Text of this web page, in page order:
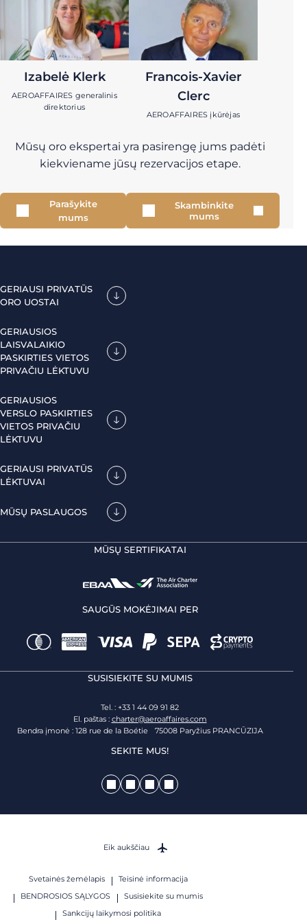
Izabelė Klerk
AEROAFFAIRES generalinis
direktorius
Francois-Xavier
Clerc
AEROAFFAIRES įkūrėjas
Mūsų oro ekspertai yra pasirengę jums padėti
kiekviename jūsų rezervacijos etape.
Parašykite
mums
Skambinkite
mums
GERIAUSI PRIVATŪS
ORO UOSTAI
GERIAUSIOS
LAISVALAIKIO
PASKIRTIES VIETOS
PRIVAČIU LĖKTUVU
GERIAUSIOS
VERSLO PASKIRTIES
VIETOS PRIVAČIU
LĖKTUVU
GERIAUSI PRIVATŪS
LĖKTUVAI
MŪSŲ PASLAUGOS
MŪSŲ SERTIFIKATAI
SAUGŪS MOKĖJIMAI PER
SUSISIEKITE SU MUMIS
Tel. : +33 1 44 09 91 82
El. paštas : charter@aeroaffaires.com
Bendra įmonė : 128 rue de la Boétie 75008 Paryžius PRANCŪZIJA
SEKITE MUS!
Svetainės žemėlapis
Teisinė informacija
BENDROSIOS SĄLYGOS
Susisiekite su mumis
Sankcijų laikymosi politika
Eik aukščiau